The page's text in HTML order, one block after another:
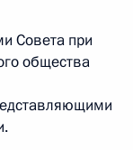
Совета при
общества